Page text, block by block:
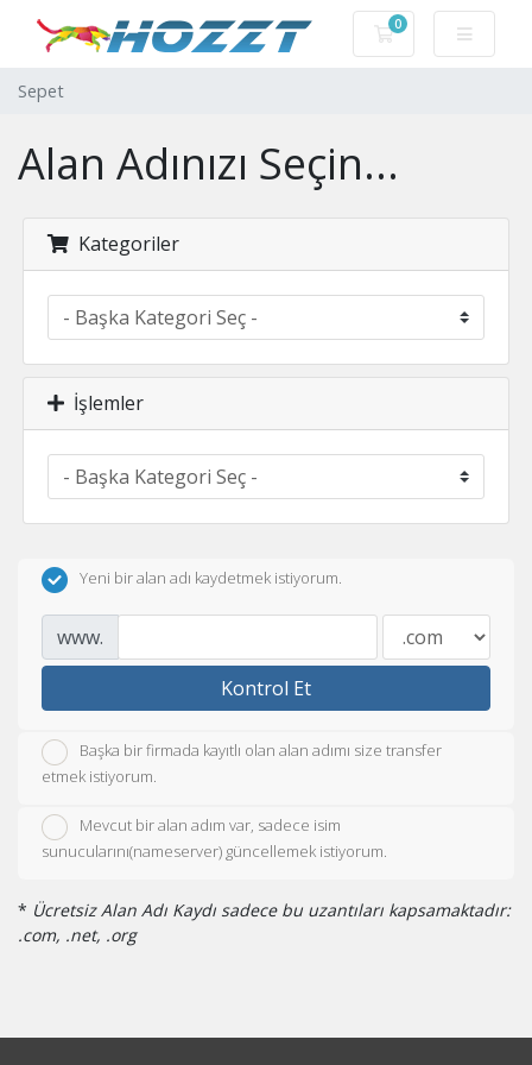
0
Sepet
Sepet
Alan Adınızı Seçin...
Kategoriler
İşlemler
Yeni bir alan adı kaydetmek istiyorum.
www.
Kontrol Et
Başka bir firmada kayıtlı olan alan adımı size transfer
etmek istiyorum.
Mevcut bir alan adım var, sadece isim
sunucularını(nameserver) güncellemek istiyorum.
* Ücretsiz Alan Adı Kaydı sadece bu uzantıları kapsamaktadır:
.com, .net, .org